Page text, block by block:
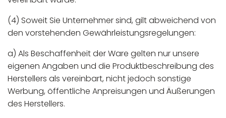
(4) Soweit Sie Unternehmer sind, gilt abweichend von
den vorstehenden Gewährleistungsregelungen:
a) Als Beschaffenheit der Ware gelten nur unsere
eigenen Angaben und die Produktbeschreibung des
Herstellers als vereinbart, nicht jedoch sonstige
Werbung, öffentliche Anpreisungen und Äußerungen
des Herstellers.